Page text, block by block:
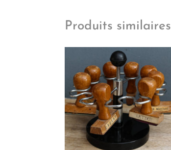
Produits similaires